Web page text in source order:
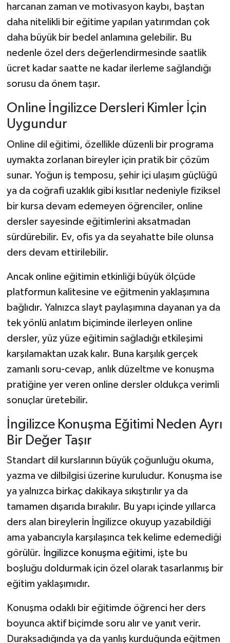
harcanan zaman ve motivasyon kaybı, baştan
daha nitelikli bir eğitime yapılan yatırımdan çok
daha büyük bir bedel anlamına gelebilir. Bu
nedenle özel ders değerlendirmesinde saatlik
ücret kadar saatte ne kadar ilerleme sağlandığı
sorusu da önem taşır.
Online İngilizce Dersleri Kimler İçin
Uygundur
Online dil eğitimi, özellikle düzenli bir programa
uymakta zorlanan bireyler için pratik bir çözüm
sunar. Yoğun iş temposu, şehir içi ulaşım güçlüğü
ya da coğrafi uzaklık gibi kısıtlar nedeniyle fiziksel
bir kursa devam edemeyen öğrenciler, online
dersler sayesinde eğitimlerini aksatmadan
sürdürebilir. Ev, ofis ya da seyahatte bile olunsa
ders devam ettirilebilir.
Ancak online eğitimin etkinliği büyük ölçüde
platformun kalitesine ve eğitmenin yaklaşımına
bağlıdır. Yalnızca slayt paylaşımına dayanan ya da
tek yönlü anlatım biçiminde ilerleyen online
dersler, yüz yüze eğitimin sağladığı etkileşimi
karşılamaktan uzak kalır. Buna karşılık gerçek
zamanlı soru-cevap, anlık düzeltme ve konuşma
pratiğine yer veren online dersler oldukça verimli
sonuçlar üretebilir.
İngilizce Konuşma Eğitimi Neden Ayrı
Bir Değer Taşır
Standart dil kurslarının büyük çoğunluğu okuma,
yazma ve dilbilgisi üzerine kuruludur. Konuşma ise
ya yalnızca birkaç dakikaya sıkıştırılır ya da
tamamen dışarıda bırakılır. Bu yapı içinde yıllarca
ders alan bireylerin İngilizce okuyup yazabildiği
ama yabancıyla karşılaşınca tek kelime edemediği
görülür. İngilizce konuşma eğitimi, işte bu
boşluğu doldurmak için özel olarak tasarlanmış bir
eğitim yaklaşımıdır.
Konuşma odaklı bir eğitimde öğrenci her ders
boyunca aktif biçimde soru alır ve yanıt verir.
Duraksadığında ya da yanlış kurduğunda eğitmen